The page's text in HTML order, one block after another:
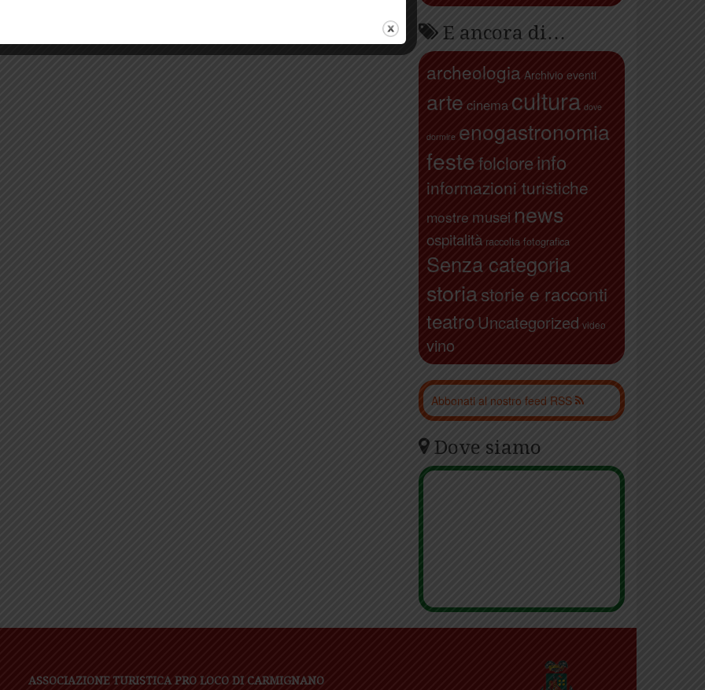
E ancora di…
archeologia Archivio eventi
arte cinema cultura dove
dormire enogastronomia
festefolcloreinfo
informazioni turistiche
mostre musei news
ospitalità raccolta fotografica
Senza categoria
storiastorie e racconti
teatro Uncategorized video
vino
Abbonati al nostro feed RSS
Dove siamo
ASSOCIAZIONE TURISTICA PRO LOCO DI CARMIGNANO